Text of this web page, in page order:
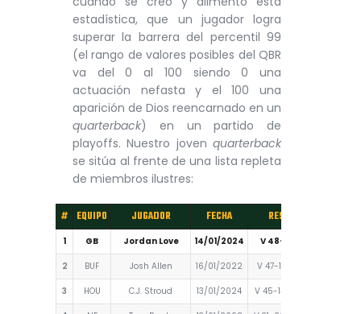
estadística, que un jugador logra
superar la barrera del percentil 99
(el rango de valores posibles del QBR
va del 0 al 100 siendo 0 una
actuación nefasta y el 100 una
aparición de Dios reencarnado en un
quarterback) en un partido de
playoffs. Nuestro joven quarterback
se sitúa al frente de una lista repleta
de miembros ilustres:
# EQUIPO JUGADOR FECHA RESULTADO
1 GB Jordan Love 14/01/2024 V 48-32 en DAL
2 BUF Josh Allen 16/01/2022 V 47-17 contra NE
3 HOU C.J. Stroud 13/01/2024 V 45-14 contra CLE